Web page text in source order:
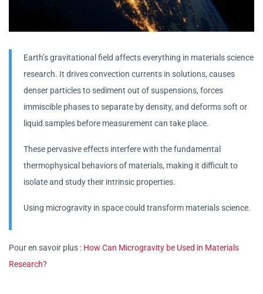
Earth’s gravitational field affects everything in materials science
research. It drives convection currents in solutions, causes
denser particles to sediment out of suspensions, forces
immiscible phases to separate by density, and deforms soft or
liquid samples before measurement can take place.
These pervasive effects interfere with the fundamental
thermophysical behaviors of materials, making it difficult to
isolate and study their intrinsic properties.
Using microgravity in space could transform materials science.
Pour en savoir plus : How Can Microgravity be Used in Materials
Research?